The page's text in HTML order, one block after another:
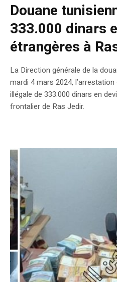
Douane
333.000 dinars
étrangères à
La Direction générale de la
mardi 4 mars 2024,
illégale de 333.000 dinars en
frontalier de Ras Jedir.